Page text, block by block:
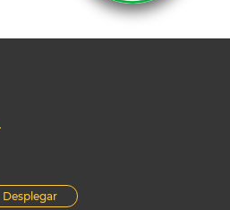
Desplegar